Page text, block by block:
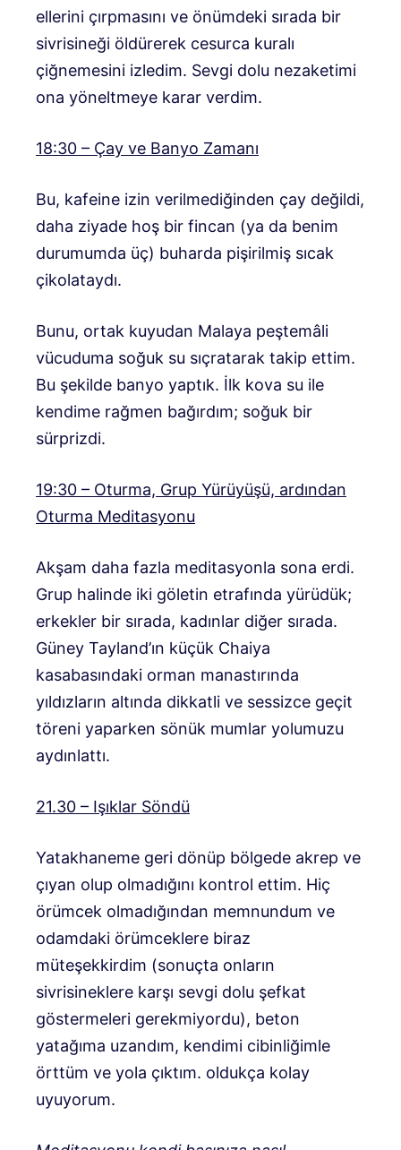
ellerini çırpmasını ve önümdeki sırada bir
sivrisineği öldürerek cesurca kuralı
çiğnemesini izledim. Sevgi dolu nezaketimi
ona yöneltmeye karar verdim.
18:30 – Çay ve Banyo Zamanı
Bu, kafeine izin verilmediğinden çay değildi,
daha ziyade hoş bir fincan (ya da benim
durumumda üç) buharda pişirilmiş sıcak
çikolataydı.
Bunu, ortak kuyudan Malaya peştemâli
vücuduma soğuk su sıçratarak takip ettim.
Bu şekilde banyo yaptık. İlk kova su ile
kendime rağmen bağırdım; soğuk bir
sürprizdi.
19:30 – Oturma, Grup Yürüyüşü, ardından
Oturma Meditasyonu
Akşam daha fazla meditasyonla sona erdi.
Grup halinde iki göletin etrafında yürüdük;
erkekler bir sırada, kadınlar diğer sırada.
Güney Tayland’ın küçük Chaiya
kasabasındaki orman manastırında
yıldızların altında dikkatli ve sessizce geçit
töreni yaparken sönük mumlar yolumuzu
aydınlattı.
21.30 – Işıklar Söndü
Yatakhaneme geri dönüp bölgede akrep ve
çıyan olup olmadığını kontrol ettim. Hiç
örümcek olmadığından memnundum ve
odamdaki örümceklere biraz
müteşekkirdim (sonuçta onların
sivrisineklere karşı sevgi dolu şefkat
göstermeleri gerekmiyordu), beton
yatağıma uzandım, kendimi cibinliğimle
örttüm ve yola çıktım. oldukça kolay
uyuyorum.